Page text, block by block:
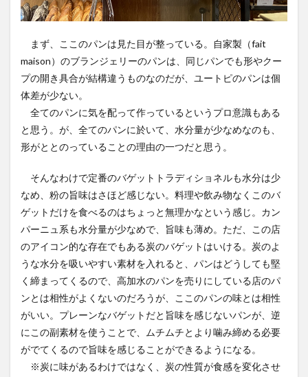
まず、ここのパンは見た目が整っている。自家製（fait
maison）のブランジェリーのパンは、同じパンでも形やクー
プの開き具合が結構違うものなのだが、ユートピのパンは個
体差が少ない。
全てのパンに気を配って作っているというプロ意識もある
と思う。が、全てのパンに於いて、水分量が少なめなのも、
形がととのっていることの理由の一つだと思う。
そんなわけで定番のバゲットトラディショネルも水分は少
なめ、粉の旨味はさほど感じない。料理や飲み物なくこのバ
ゲットだけを食べるのはちょっと無理かなという感じ。カン
パーニュ系も水分量が少なめで、旨味も薄め。ただ、この店
のアイコン的な存在でもある炭のバゲットはいける。炭のよ
うな水分を吸いやすい素材を入れると、パンはどうしても堅
く締まってくるので、高加水のパンを売りにしている店のパ
ンとは相性がよくないのだろうが、ここのパンの味とは相性
がいい。プレーンなバゲットだと旨味を感じないパンが、逆
にこの副素材を使うことで、ムチムチとより噛み締める必要
がでてくるので旨味を感じることができるようになる。
※炭に味があるわけではなく、炭の性質が食感を変化させ